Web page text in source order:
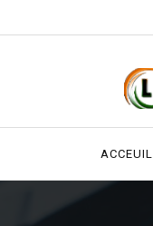
ACCEUIL